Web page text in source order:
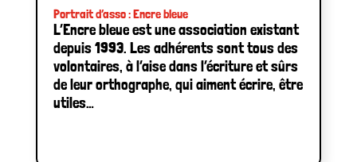
Portrait d’asso : Encre bleue
L’Encre bleue est une association existant
depuis 1993. Les adhérents sont tous des
volontaires, à l’aise dans l’écriture et sûrs
de leur orthographe, qui aiment écrire, être
utiles…